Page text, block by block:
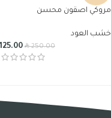
مروكي اصقون محسن
خشب العود
R250.00